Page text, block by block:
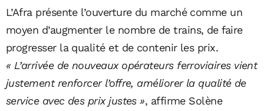
L’Afra présente l’ouverture du marché comme un
moyen d’augmenter le nombre de trains, de faire
progresser la qualité et de contenir les prix.
« L’arrivée de nouveaux opérateurs ferroviaires vient
justement renforcer l’offre, améliorer la qualité de
service avec des prix justes », affirme Solène